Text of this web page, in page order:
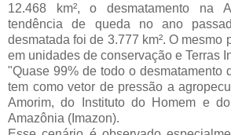
12.468 km², o desmatamento na
tendência de queda no ano
desmatada foi de 3.777 km². O mesmo
em unidades de conservação e Terras
"Quase 99% de todo o desmatamento
tem como vetor de pressão a
Amorim, do Instituto do Homem e
Amazônia (Imazon).